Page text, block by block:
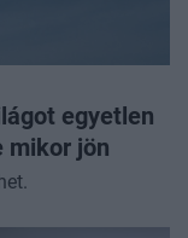
egyetlen
mikor jön